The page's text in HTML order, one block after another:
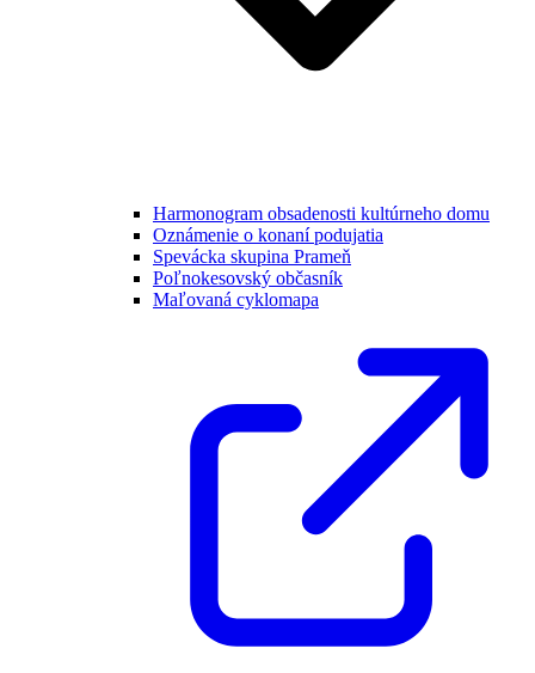
Harmonogram obsadenosti kultúrneho domu
Oznámenie o konaní podujatia
Spevácka skupina Prameň
Poľnokesovský občasník
Maľovaná cyklomapa